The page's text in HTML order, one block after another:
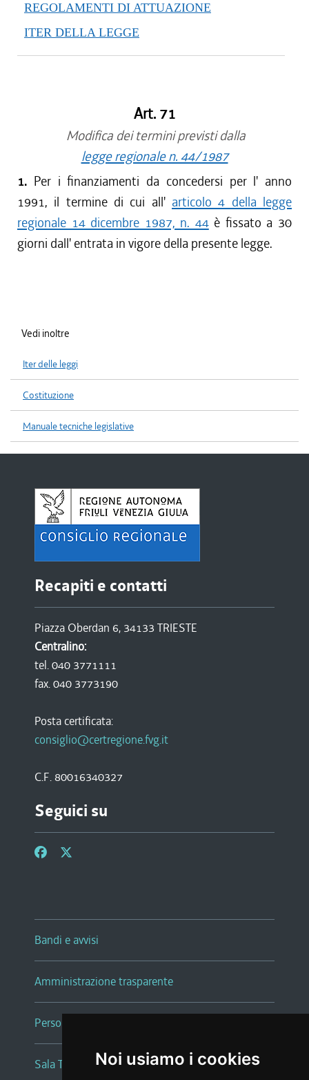
Noi usiamo i cookies
REGOLAMENTI DI ATTUAZIONE
ITER DELLA LEGGE
Art. 71
Modifica dei termini previsti dalla
legge regionale n. 44/1987
1. Per i finanziamenti da concedersi per l' anno
1991, il termine di cui all' articolo 4 della legge
regionale 14 dicembre 1987, n. 44è fissato a 30
giorni dall' entrata in vigore della presente legge.
Vedi inoltre
Iter delle leggi
Costituzione
Manuale tecniche legislative
Recapiti e contatti
Piazza Oberdan 6, 34133 TRIESTE
Centralino:
tel. 040 3771111
fax. 040 3773190
Posta certificata:
consiglio@certregione.fvg.it
C.F. 80016340327
Seguici su
Bandi e avvisi
Amministrazione trasparente
Persone e Uffici
Sala Tiziano Tessitori